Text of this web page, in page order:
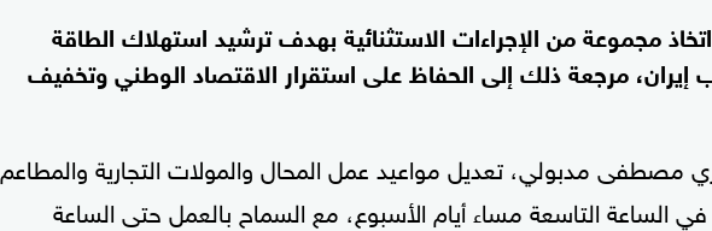
مجموعة من الإجراءات الاستثنائية بهدف ترشيد استهلاك الطاقة
إيران، مرجعة ذلك إلى الحفاظ على استقرار الاقتصاد الوطني وتخفيف
مصطفى مدبولي، تعديل مواعيد عمل المحال والمولات التجارية والمطاعم
في الساعة التاسعة مساء أيام الأسبوع، مع السماح بالعمل حتى الساعة